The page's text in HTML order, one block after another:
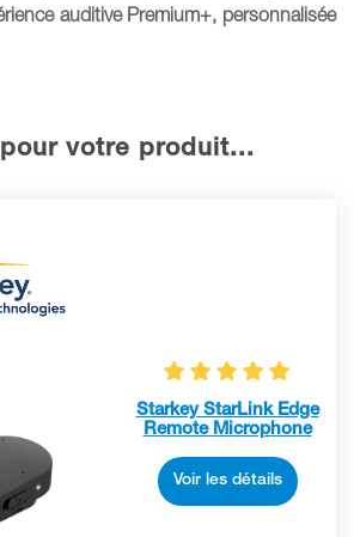
auditive Premium+, personnalisée
votre produit...
Starkey StarLink Edge
Remote Microphone
Voir les détails